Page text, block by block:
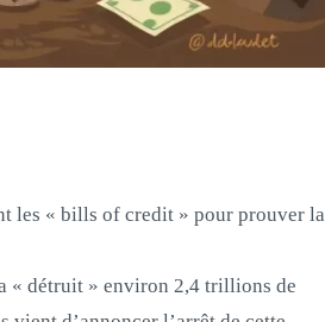
les « bills of credit » pour prouver la
« détruit » environ 2,4 trillions de